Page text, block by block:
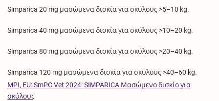
Simparica 20 mg μασώμενα δισκία για σκύλους >5–10 kg.
Simparica 40 mg μασώμενα δισκία για σκύλους >10–20 kg.
Simparica 80 mg μασώμενα δισκία για σκύλους >20–40 kg.
Simparica 120 mg μασώμενα δισκία για σκύλους >40–60 kg.
MPI, EU: SmPC Vet 2024: SIMPARICA Μασώμενο δισκίο για
σκύλους